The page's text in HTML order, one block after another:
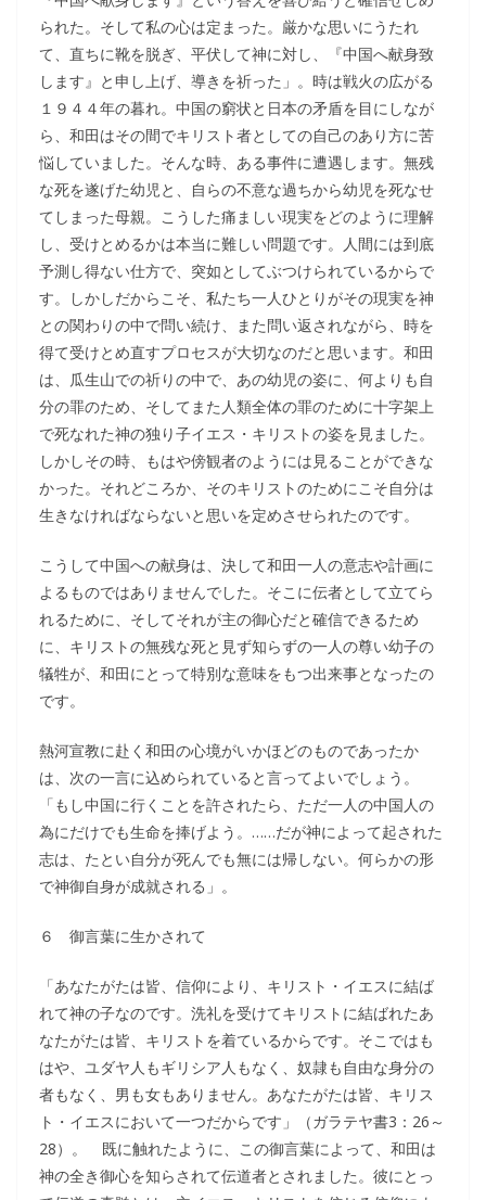
られた。そして私の心は定まった。厳かな思いにうたれ
て、直ちに靴を脱ぎ、平伏して神に対し、『中国へ献身致
します』と申し上げ、導きを祈った」。時は戦火の広がる
１９４４年の暮れ。中国の窮状と日本の矛盾を目にしなが
ら、和田はその間でキリスト者としての自己のあり方に苦
悩していました。そんな時、ある事件に遭遇します。無残
な死を遂げた幼児と、自らの不意な過ちから幼児を死なせ
てしまった母親。こうした痛ましい現実をどのように理解
し、受けとめるかは本当に難しい問題です。人間には到底
予測し得ない仕方で、突如としてぶつけられているからで
す。しかしだからこそ、私たち一人ひとりがその現実を神
との関わりの中で問い続け、また問い返されながら、時を
得て受けとめ直すプロセスが大切なのだと思います。和田
は、瓜生山での祈りの中で、あの幼児の姿に、何よりも自
分の罪のため、そしてまた人類全体の罪のために十字架上
で死なれた神の独り子イエス・キリストの姿を見ました。
しかしその時、もはや傍観者のようには見ることができな
かった。それどころか、そのキリストのためにこそ自分は
生きなければならないと思いを定めさせられたのです。
こうして中国への献身は、決して和田一人の意志や計画に
よるものではありませんでした。そこに伝者として立てら
れるために、そしてそれが主の御心だと確信できるため
に、キリストの無残な死と見ず知らずの一人の尊い幼子の
犠牲が、和田にとって特別な意味をもつ出来事となったの
です。
熱河宣教に赴く和田の心境がいかほどのものであったか
は、次の一言に込められていると言ってよいでしょう。
「もし中国に行くことを許されたら、ただ一人の中国人の
為にだけでも生命を捧げよう。……だが神によって起された
志は、たとい自分が死んでも無には帰しない。何らかの形
で神御自身が成就される」。
６ 御言葉に生かされて
「あなたがたは皆、信仰により、キリスト・イエスに結ば
れて神の子なのです。洗礼を受けてキリストに結ばれたあ
なたがたは皆、キリストを着ているからです。そこではも
はや、ユダヤ人もギリシア人もなく、奴隷も自由な身分の
者もなく、男も女もありません。あなたがたは皆、キリス
ト・イエスにおいて一つだからです」（ガラテヤ書3：26～
28）。 既に触れたように、この御言葉によって、和田は
神の全き御心を知らされて伝道者とされました。彼にとっ